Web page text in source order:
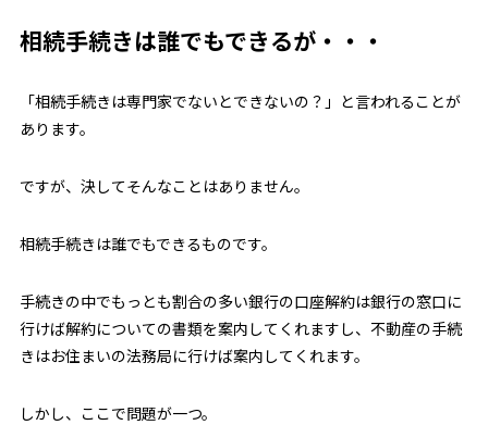
相続手続きは誰でもできるが・・・
「相続手続きは専門家でないとできないの？」と言われることが
あります。
ですが、決してそんなことはありません。
相続手続きは誰でもできるものです。
手続きの中でもっとも割合の多い銀行の口座解約は銀行の窓口に
行けば解約についての書類を案内してくれますし、不動産の手続
きはお住まいの法務局に行けば案内してくれます。
しかし、ここで問題が一つ。